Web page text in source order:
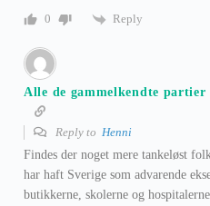
0
Reply
Alle de gammelkendte partier
Reply to Henni
Findes der noget mere tankeløst
har haft Sverige som advarende
butikkerne, skolerne og